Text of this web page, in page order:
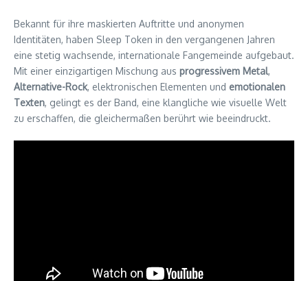
Bekannt für ihre maskierten Auftritte und anonymen
Identitäten, haben Sleep Token in den vergangenen Jahren
eine stetig wachsende, internationale Fangemeinde aufgebaut.
Mit einer einzigartigen Mischung aus progressivem Metal,
Alternative-Rock, elektronischen Elementen und emotionalen
Texten, gelingt es der Band, eine klangliche wie visuelle Welt
zu erschaffen, die gleichermaßen berührt wie beeindruckt.